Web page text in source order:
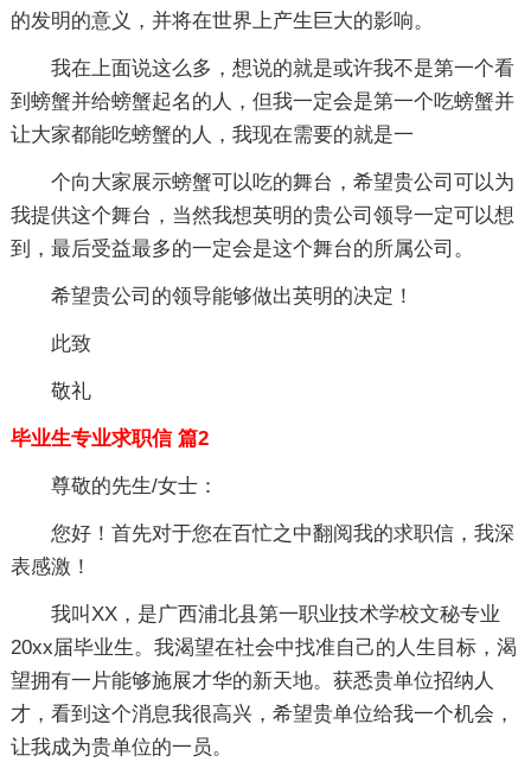
的发明的意义，并将在世界上产生巨大的影响。
我在上面说这么多，想说的就是或许我不是第一个看
到螃蟹并给螃蟹起名的人，但我一定会是第一个吃螃蟹并
让大家都能吃螃蟹的人，我现在需要的就是一
个向大家展示螃蟹可以吃的舞台，希望贵公司可以为
我提供这个舞台，当然我想英明的贵公司领导一定可以想
到，最后受益最多的一定会是这个舞台的所属公司。
希望贵公司的领导能够做出英明的决定！
此致
敬礼
毕业生专业求职信 篇2
尊敬的先生/女士：
您好！首先对于您在百忙之中翻阅我的求职信，我深
表感激！
我叫XX，是广西浦北县第一职业技术学校文秘专业
20xx届毕业生。我渴望在社会中找准自己的人生目标，渴
望拥有一片能够施展才华的新天地。获悉贵单位招纳人
才，看到这个消息我很高兴，希望贵单位给我一个机会，
让我成为贵单位的一员。